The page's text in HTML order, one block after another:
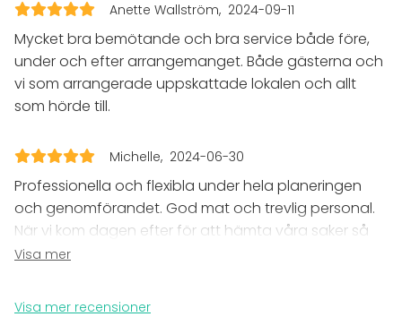
Fest
Bröllop
Middag / Lunch
Möte
Konferens
Företagsfest
Team building / Kick Off
Lokal
Festlokal
Anette Wallström 2024-09-11
Mycket bra bemötande och bra service både före,
under och efter arrangemanget. Både gästerna och
vi som arrangerade uppskattade lokalen och allt
som hörde till.
Michelle 2024-06-30
Professionella och flexibla under hela planeringen
och genomförandet. God mat och trevlig personal.
När vi kom dagen efter för att hämta våra saker så
hade de redan packat ihop allt fint så det var bara
vi! Kommer definitivt boka ett event här igen. Kan
varmt rekommendera Peder Muur!
Visa mer
Visa mer recensioner